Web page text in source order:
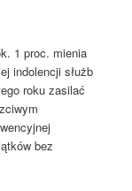
1 proc. mienia
indolencji służb
roku zasilać
bez